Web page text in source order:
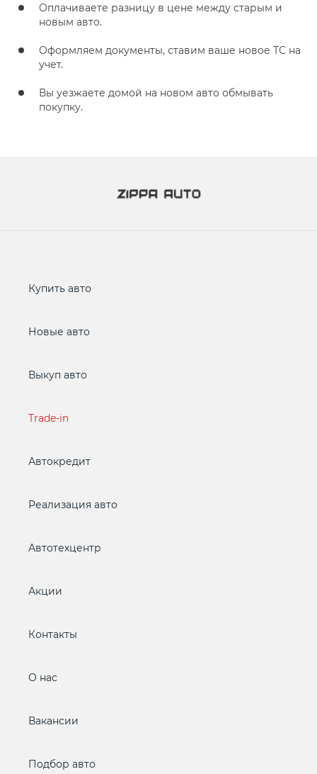
Оплачиваете разницу в цене между старым и
новым авто.
Оформляем документы, ставим ваше новое ТС на
учет.
Вы уезжаете домой на новом авто обмывать
покупку.
Купить авто
Новые авто
Выкуп авто
Trade-in
Автокредит
Реализация авто
Автотехцентр
Акции
Контакты
О нас
Вакансии
Подбор авто